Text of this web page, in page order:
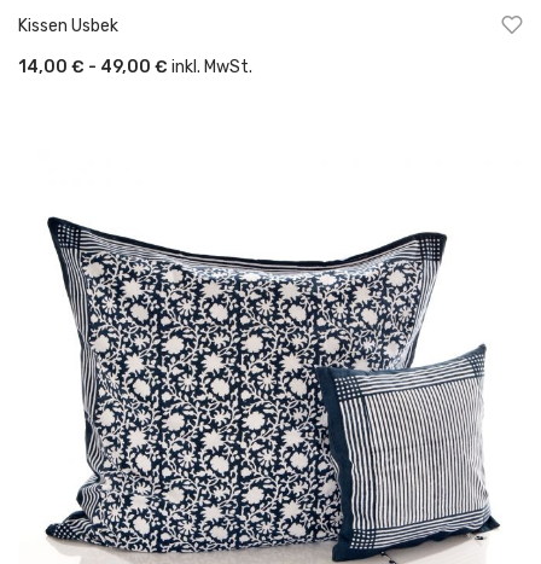
Kissen Usbek
14,00 € - 49,00 € inkl. MwSt.